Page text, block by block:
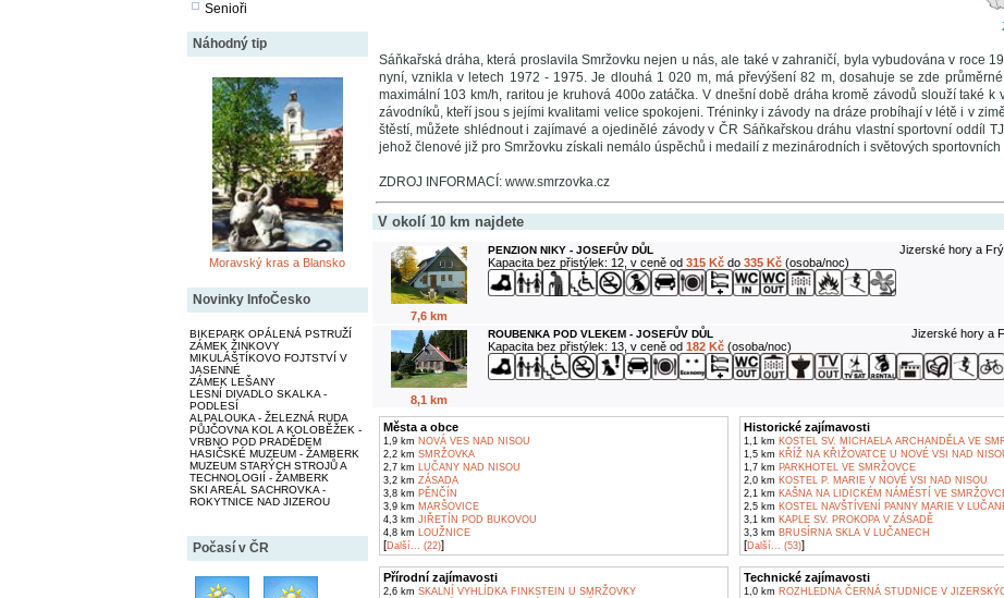
Senioři
Náhodný tip
Moravský kras a Blansko
Novinky InfoČesko
BIKEPARK OPÁLENÁ PSTRUŽÍ
ZÁMEK ŽINKOVY
MIKULÁŠTÍKOVO FOJTSTVÍ V
JASENNÉ
ZÁMEK LEŠANY
LESNÍ DIVADLO SKALKA -
PODLESÍ
ALPALOUKA - ŽELEZNÁ RUDA
PŮJČOVNA KOL A KOLOBĚŽEK -
VRBNO POD PRADĚDEM
HASIČSKÉ MUZEUM - ŽAMBERK
MUZEUM STARÝCH STROJŮ A
TECHNOLOGIÍ - ŽAMBERK
SKI AREÁL SACHROVKA -
ROKYTNICE NAD JIZEROU
Počasí v ČR
Sáňkařská dráha, která proslavila Smržovku nejen u nás, ale také v zahraničí, byla vybudována v roce
nyní, vznikla v letech 1972 - 1975. Je dlouhá 1 020 m, má převýšení 82 m, dosahuje se zde
maximální 103 km/h, raritou je kruhová 400o zatáčka. V dnešní době dráha kromě závodů slouží také k
závodníků, kteří jsou s jejími kvalitami velice spokojeni. Tréninky i závody na dráze probíhají v létě i v
štěstí, můžete shlédnout i zajímavé a ojedinělé závody v ČR Sáňkařskou dráhu vlastní sportovní oddíl
jehož členové již pro Smržovku získali nemálo úspěchů i medailí z mezinárodních i světových sportovních
ZDROJ INFORMACÍ: www.smrzovka.cz
V okolí 10 km najdete
7,6 km
PENZION NIKY - JOSEFŮV DŮL
Jizerské hory a
Kapacita bez přistýlek: 12, v ceně od 315 Kčdo 335 Kč(osoba/noc)
8,1 km
ROUBENKA POD VLEKEM - JOSEFŮV DŮL
Jizerské hory a
Kapacita bez přistýlek: 13, v ceně od 182 Kč(osoba/noc)
Města a obce
1,9 km NOVÁ VES NAD NISOU
2,2 km SMRŽOVKA
2,7 km LUČANY NAD NISOU
3,2 km ZÁSADA
3,8 km PĚNČÍN
3,9 km MARŠOVICE
4,3 km JIŘETÍN POD BUKOVOU
4,8 km LOUŽNICE
[Další... (22)]
Historické zajímavosti
1,1 km KOSTEL SV. MICHAELA ARCHANDĚLA VE
1,5 km KŘÍŽ NA KŘIŽOVATCE U NOVÉ VSI NAD
1,7 km PARKHOTEL VE SMRŽOVCE
2,0 km KOSTEL P. MARIE V NOVÉ VSI NAD NISOU
2,1 km KAŠNA NA LIDICKÉM NÁMĚSTÍ VE
2,5 km KOSTEL NAVŠTÍVENÍ PANNY MARIE V
3,1 km KAPLE SV. PROKOPA V ZÁSADĚ
3,3 km BRUSÍRNA SKLA V LUČANECH
[Další... (53)]
Přírodní zajímavosti
2,6 km SKALNÍ VYHLÍDKA FINKSTEIN U SMRŽOVKY
Technické zajímavosti
1,0 km ROZHLEDNA ČERNÁ STUDNICE V